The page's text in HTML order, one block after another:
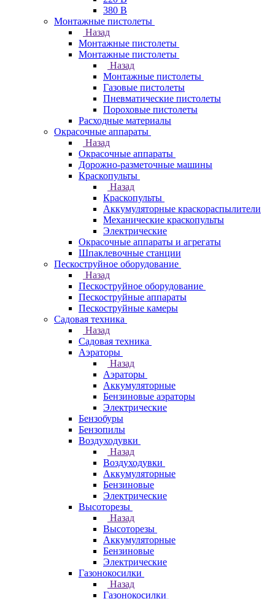
380 В
Монтажные пистолеты
Назад
Монтажные пистолеты
Монтажные пистолеты
Назад
Монтажные пистолеты
Газовые пистолеты
Пневматические пистолеты
Пороховые пистолеты
Расходные материалы
Окрасочные аппараты
Назад
Окрасочные аппараты
Дорожно-разметочные машины
Краскопульты
Назад
Краскопульты
Аккумуляторные краскораспылители
Механические краскопульты
Электрические
Окрасочные аппараты и агрегаты
Шпаклевочные станции
Пескоструйное оборудование
Назад
Пескоструйное оборудование
Пескоструйные аппараты
Пескоструйные камеры
Садовая техника
Назад
Садовая техника
Аэраторы
Назад
Аэраторы
Аккумуляторные
Бензиновые аэраторы
Электрические
Бензобуры
Бензопилы
Воздуходувки
Назад
Воздуходувки
Аккумуляторные
Бензиновые
Электрические
Высоторезы
Назад
Высоторезы
Аккумуляторные
Бензиновые
Электрические
Газонокосилки
Назад
Газонокосилки